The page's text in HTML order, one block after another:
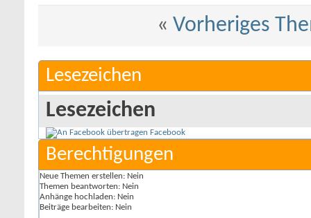
« Vorheriges
Lesezeichen
Lesezeichen
Facebook
Berechtigungen
Neue Themen erstellen: Nein
Themen beantworten: Nein
Anhänge hochladen: Nein
Beiträge bearbeiten: Nein